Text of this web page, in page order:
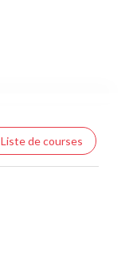
Liste de courses